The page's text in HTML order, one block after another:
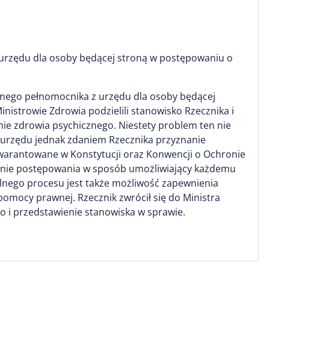
dla osoby będącej stroną w postępowaniu o
pełnomocnika z urzędu dla osoby będącej
Zdrowia podzielili stanowisko Rzecznika i
zdrowia psychicznego. Niestety problem ten nie
jednak zdaniem Rzecznika przyznanie
w Konstytucji oraz Konwencji o Ochronie
postępowania w sposób umożliwiający każdemu
procesu jest także możliwość zapewnienia
prawnej. Rzecznik zwrócił się do Ministra
i przedstawienie stanowiska w sprawie.